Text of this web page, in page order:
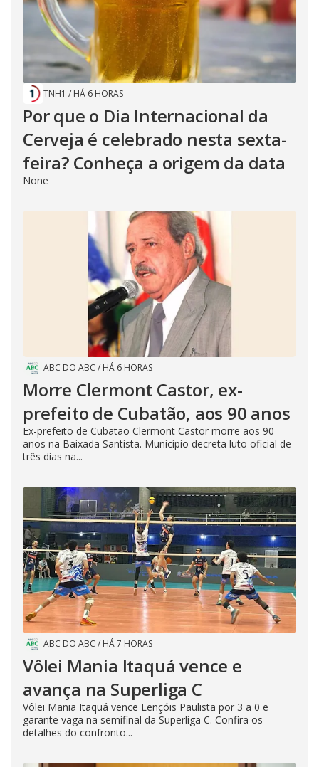
TNH1 / HÁ 6 HORAS
Por que o Dia Internacional da
Cerveja é celebrado nesta sexta-
feira? Conheça a origem da data
None
ABC DO ABC / HÁ 6 HORAS
Morre Clermont Castor, ex-
prefeito de Cubatão, aos 90 anos
Ex-prefeito de Cubatão Clermont Castor morre aos 90
anos na Baixada Santista. Município decreta luto oficial de
três dias na...
ABC DO ABC / HÁ 7 HORAS
Vôlei Mania Itaquá vence e
avança na Superliga C
Vôlei Mania Itaquá vence Lençóis Paulista por 3 a 0 e
garante vaga na semifinal da Superliga C. Confira os
detalhes do confronto...